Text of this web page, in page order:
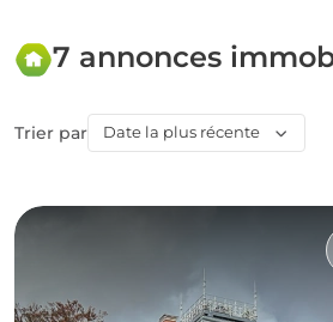
7 annonces
Trier par Date la plus récente